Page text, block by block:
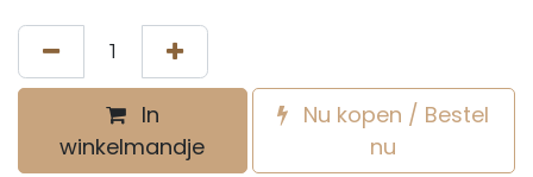
In
winkelmandje
Nu kopen / Bestel
nu